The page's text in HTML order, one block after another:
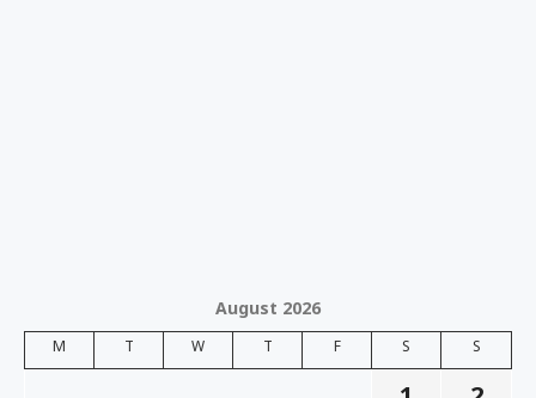
August 2026
M T W T F S S